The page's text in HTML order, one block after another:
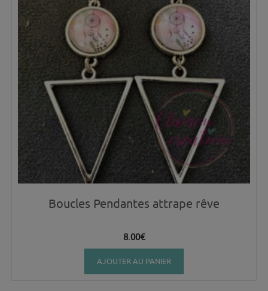
Boucles Pendantes attrape rêve
8.00€
AJOUTER AU PANIER